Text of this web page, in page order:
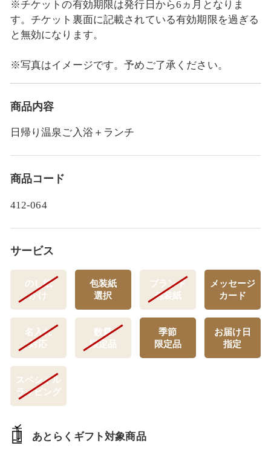
※チケットの有効期限は発行日から6ヵ月となりま
す。チケット裏面に記載されている有効期限を過ぎる
と無効になります。
※写真はイメージです。予めご了承ください。
商品内容
日帰り温泉ご入浴＋ランチ
商品コード
412-064
サービス
のし紙
かけ
包装紙
選択
ブランド
包装紙
メッセージ
カード
名入れ
対応
数量
限定品
季節
限定品
お届け日
指定
スペシャル
ラッピング
あとらくギフト対象商品